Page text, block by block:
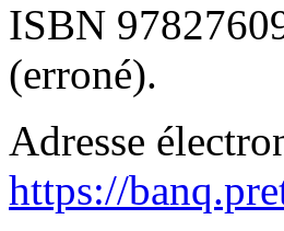
ISBN
(erroné).
Adresse
https://